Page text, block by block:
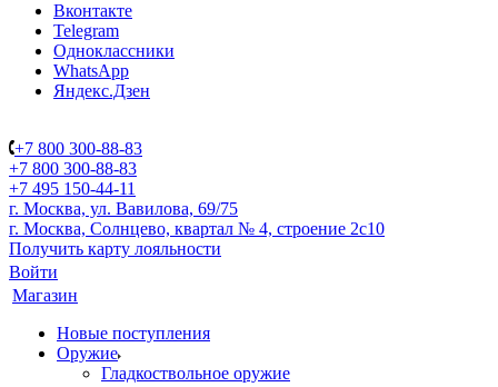
Вконтакте
Telegram
Одноклассники
WhatsApp
Яндекс.Дзен
+7 800 300-88-83
+7 800 300-88-83
+7 495 150-44-11
г. Москва, ул. Вавилова, 69/75
г. Москва, Солнцево, квартал № 4, строение 2с10
Получить карту лояльности
Войти
Магазин
Новые поступления
Оружие
Гладкоствольное оружие